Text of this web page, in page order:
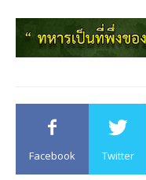
Facebook Twitter